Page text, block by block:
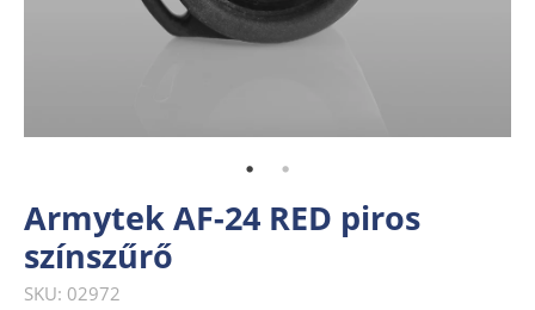
Armytek AF-24 RED piros
színszűrő
SKU: 02972